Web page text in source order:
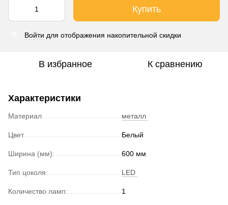
Купить
Войти для отображения накопительной скидки
В избранное К сравнению
Характеристики
Материал металл
Цвет Белый
Ширина (мм): 600 мм
Тип цоколя: LED
Количество ламп: 1